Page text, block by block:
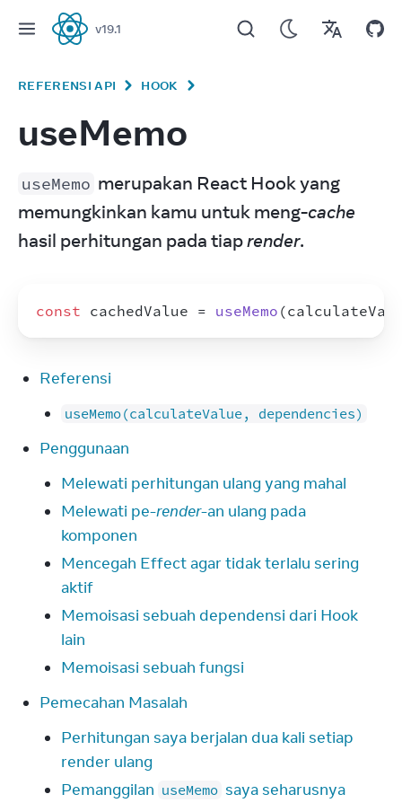
React
v19.1
REFERENSI API HOOK
useMemo
useMemo merupakan React Hook yang
memungkinkan kamu untuk meng-cache
hasil perhitungan pada tiap render.
const cachedValue = useMemo (
Referensi
useMemo(calculateValue, dependencies)
Penggunaan
Melewati perhitungan ulang yang mahal
Melewati pe-render-an ulang pada
komponen
Mencegah Effect agar tidak terlalu sering
aktif
Memoisasi sebuah dependensi dari Hook
lain
Memoisasi sebuah fungsi
Pemecahan Masalah
Perhitungan saya berjalan dua kali setiap
render ulang
Pemanggilan useMemo saya seharusnya